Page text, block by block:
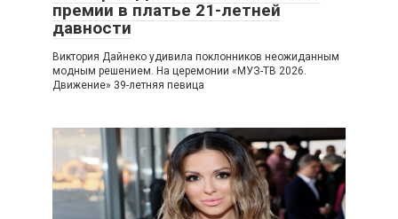
премии в платье 21-летней
давности
Виктория Дайнеко удивила поклонников неожиданным
модным решением. На церемонии «МУЗ-ТВ 2026.
Движение» 39-летняя певица